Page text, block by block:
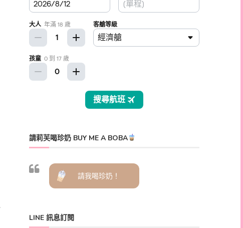
請莉芙喝珍奶 BUY ME A BOBA
請我喝珍奶！
LINE 訊息訂閱